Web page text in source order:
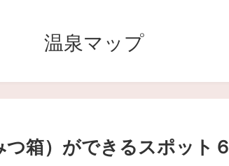
温泉マップ
箱）ができるスポット６